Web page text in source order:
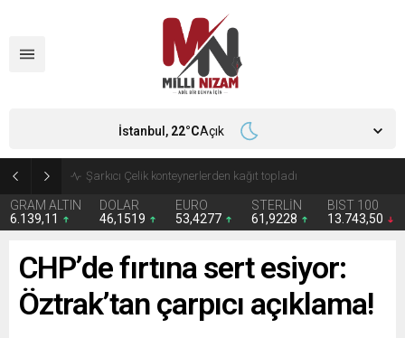
İran 2 ülkeyi birden vurdu
GRAM ALTIN
6.139,11
DOLAR
46,1519
EURO
53,4277
STERLİN
61,9228
BIST 100
13.743,50
İstanbul, 22°CAçık
CHP’de fırtına sert esiyor:
Öztrak’tan çarpıcı açıklama!